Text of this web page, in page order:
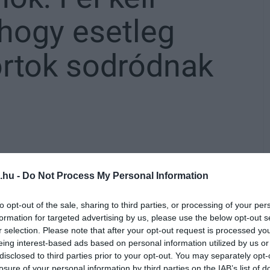
- Do Not Process My Personal Information
opt-out of the sale, sharing to third parties, or processing of your
for targeted advertising by us, please use the below opt-out
selection. Please note that after your opt-out request is processed
interest-based ads based on personal information utilized by us
to third parties prior to your opt-out. You may separately
esetleg
sodródnak
határra való átcsoportosítás kapcsán
érkeznek a keleti országrészbe –
délután Hajdúhadházon, miután a
és Lőterén megtekintette a már